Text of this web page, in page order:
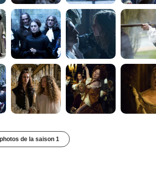
de la saison 1